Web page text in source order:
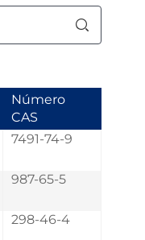
Número
CAS
7491-74-9
987-65-5
298-46-4